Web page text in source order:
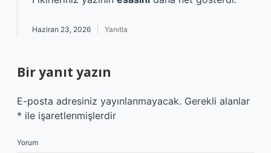
Haziran 23, 2026 Yanıtla
Bir yanıt yazın
E-posta adresiniz yayınlanmayacak. Gerekli alanlar
* ile işaretlenmişlerdir
Yorum